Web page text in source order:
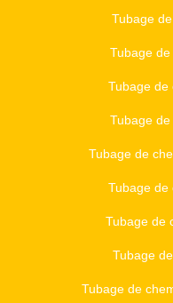
Tubage
Tubage
Tubage de
Tubage
Tubage de
Tubage de
Tubage de
Tubage
Tubage de